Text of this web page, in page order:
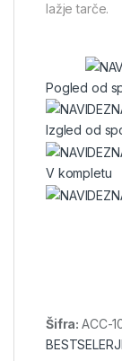
lažje tarče.
Pogled od
Izgled od
V kompletu
Šifra:ACC-
BESTSELERJI